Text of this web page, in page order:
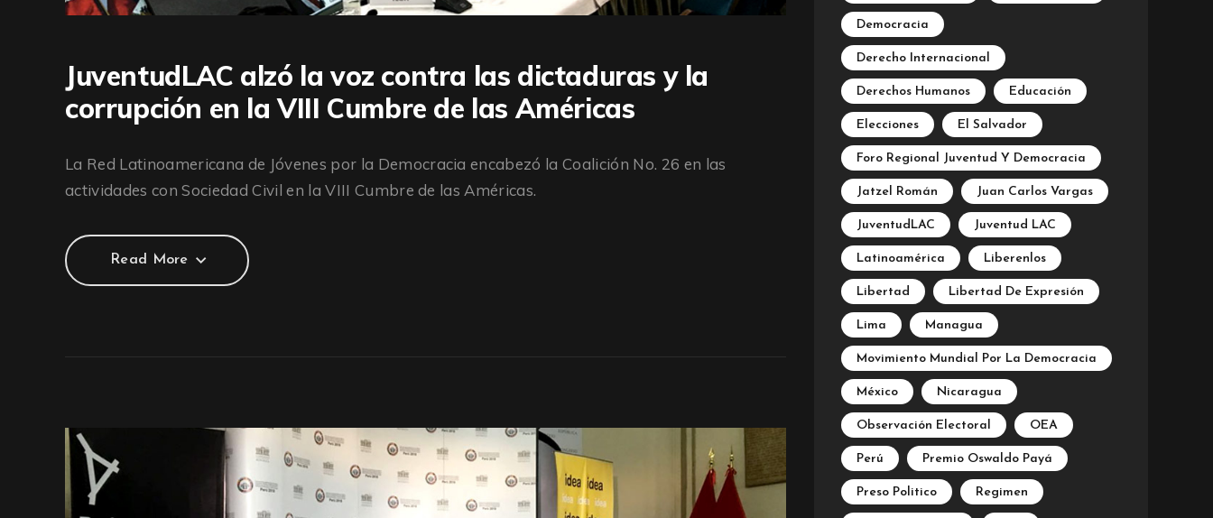
JuventudLAC alzó la voz contra las dictaduras y la
corrupción en la VIII Cumbre de las Américas
La Red Latinoamericana de Jóvenes por la Democracia encabezó la Coalición No. 26 en las
actividades con Sociedad Civil en la VIII Cumbre de las Américas.
Read More
Democracia
Derecho Internacional
Derechos Humanos Educación
Elecciones El Salvador
Foro Regional Juventud Y Democracia
Jatzel Román Juan Carlos Vargas
JuventudLAC Juventud LAC
Latinoamérica Liberenlos
Libertad Libertad De Expresión
Lima Managua
Movimiento Mundial Por La Democracia
México Nicaragua
Observación Electoral OEA
Perú Premio Oswaldo Payá
Preso Politico Regimen